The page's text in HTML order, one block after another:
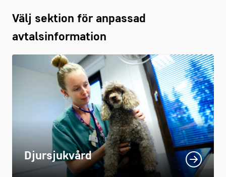
Välj sektion för anpassad
avtalsinformation
Djursjukvård